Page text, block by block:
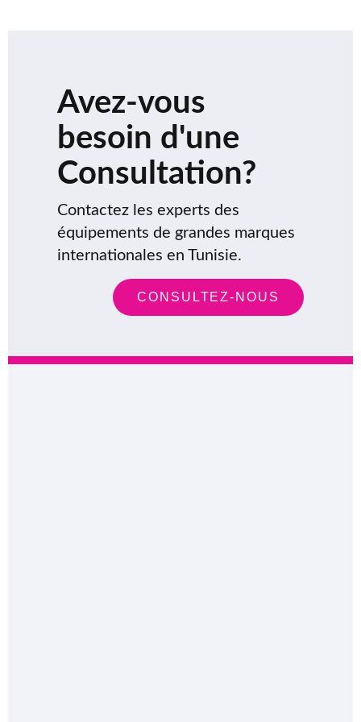
Avez-vous
besoin d'une
Consultation?
Contactez les experts des
équipements de grandes marques
internationales en Tunisie.
CONSULTEZ-NOUS